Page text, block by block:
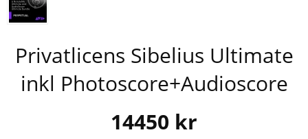
Privatlicens Sibelius Ultimate
inkl Photoscore+Audioscore
14450 kr